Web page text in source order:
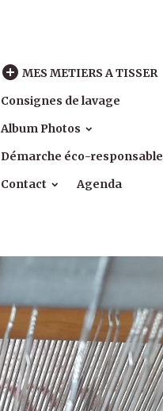
MES METIERS A TISSER
Consignes de lavage
Album Photos
Démarche éco-responsable
Contact
Agenda